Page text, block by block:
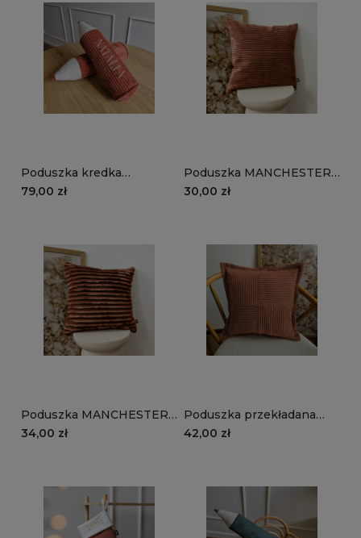
Poduszka kredka
MANCHESTER LN52 |
79,00 zł
Poduszka MANCHESTER
LN52 | rudy
30,00 zł
Poduszka MANCHESTER
TL52 | rudy
34,00 zł
Poduszka przekładana
MANCHESTER LN52 |
42,00 zł